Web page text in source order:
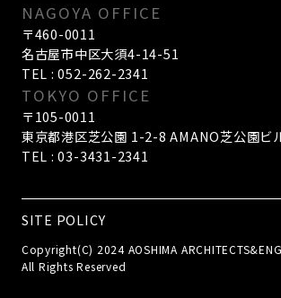
NAGOYA OFFICE
〒460-0011
名古屋市中区大須4-14-51
TEL : 052-262-2341
TOKYO OFFICE
〒105-0011
東京都港区芝公園 1-2-8 AMANO芝公園ビ
TEL : 03-3431-2341
Copyright(C) 2024 AOSHIMA
All Rights Reserved
SITE POLICY